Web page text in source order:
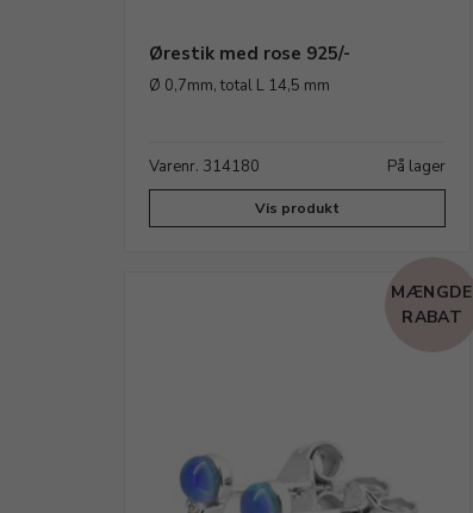
Ørestik med rose 925/-
Ø 0,7mm, total L 14,5 mm
Varenr. 314180 På lager
Vis produkt
MÆNGDE
RABAT